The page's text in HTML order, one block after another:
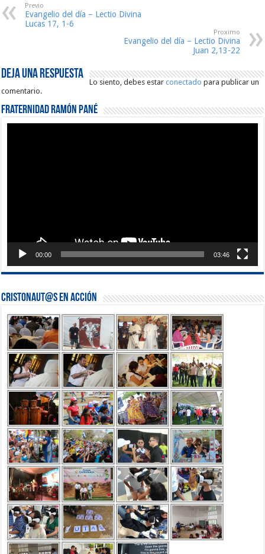
Previo
Evangelio del día – Lectio Divina
Lucas 17, 1-6
Proximo
Evangelio del día – Lectio Divina
Juan 2,13-22
Deja una respuesta
Lo siento, debes estarconectado para publicar un
comentario.
Fraternidad Ramón Pané
00:00 03:46
Cristonaut@s en Acción